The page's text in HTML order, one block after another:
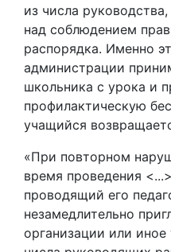
из числа
над соблюдением
распорядка. Именно
администрации
школьника с урока и
профилактическую
учащийся
«При повторном
время проведения
проводящий его
незамедлительно
организации или